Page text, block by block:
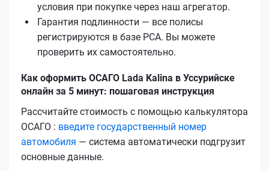
условия при покупке через наш агрегатор.
Гарантия подлинности — все полисы
регистрируются в базе РСА. Вы можете
проверить их самостоятельно.
Как оформить ОСАГО Lada Kalina в Уссурийске
онлайн за 5 минут: пошаговая инструкция
Рассчитайте стоимость с помощью калькулятора
ОСАГО : введите государственный номер
автомобиля — система автоматически подгрузит
основные данные.